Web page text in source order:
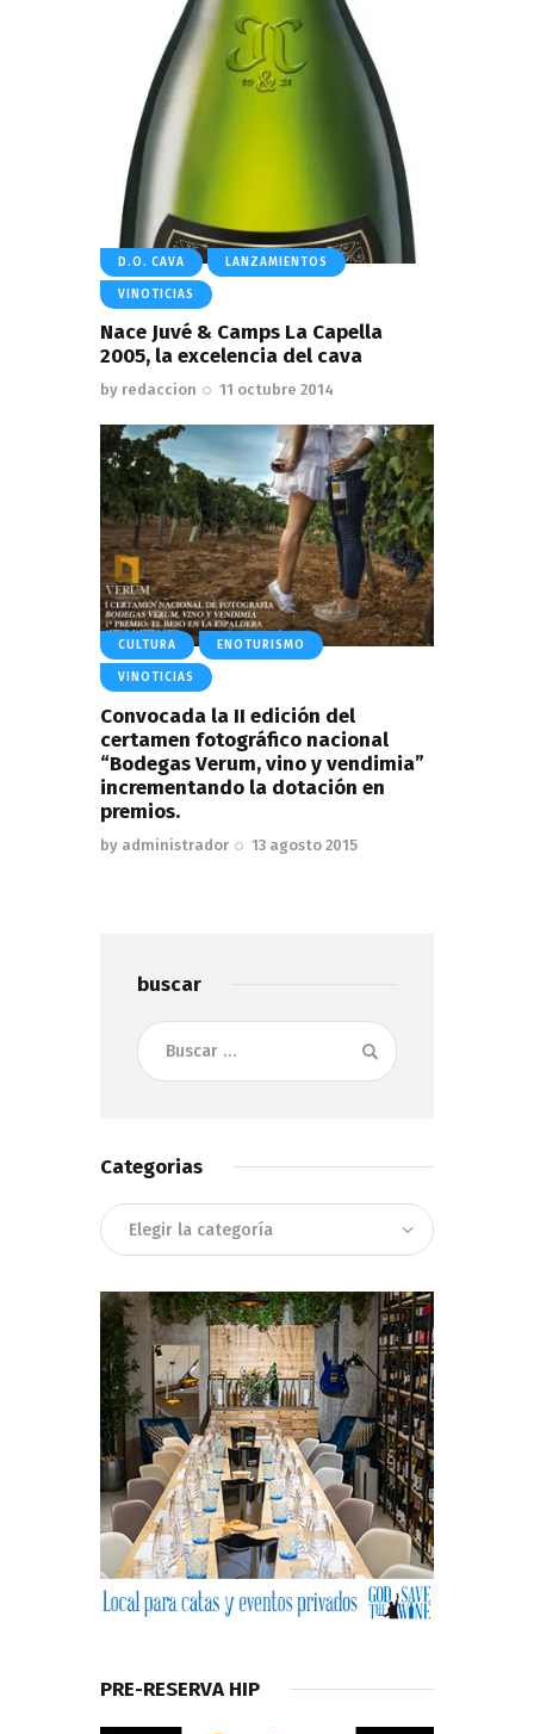
D.O. CAVA LANZAMIENTOS
VINOTICIAS
Nace Juvé & Camps La Capella
2005, la excelencia del cava
by redaccion 11 octubre 2014
CULTURA ENOTURISMO
VINOTICIAS
Convocada la II edición del
certamen fotográfico nacional
“Bodegas Verum, vino y vendimia”
incrementando la dotación en
premios.
by administrador 13 agosto 2015
buscar
Buscar:
Categorias
Categorias
PRE-RESERVA HIP